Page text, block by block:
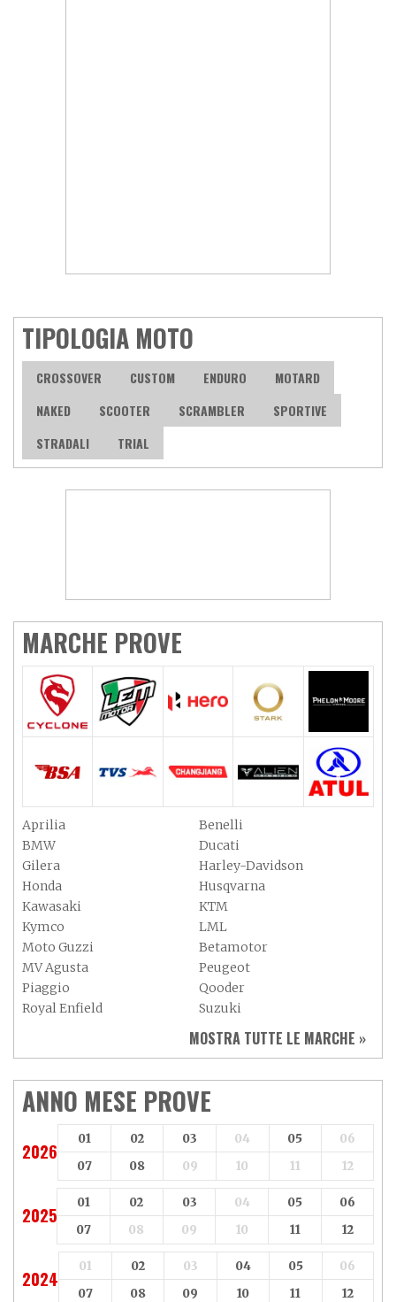
TIPOLOGIA MOTO
CROSSOVER CUSTOM ENDURO
MOTARD
NAKED
SCOOTER SCRAMBLER
SPORTIVE
STRADALI
TRIAL
MARCHE PROVE
Aprilia
Benelli
BMW
Ducati
Gilera
Harley-Davidson
Honda
Husqvarna
Kawasaki
KTM
Kymco
LML
Moto Guzzi
Betamotor
MV Agusta
Peugeot
Piaggio
Qooder
Royal Enfield
Suzuki
Triumph
Yamaha
Aeon
Aspes
Axy
Baotian
MOSTRA TUTTE LE MARCHE »
ANNO MESE PROVE
2026
01 02 03 04 05
06
07
08 09 10 11 12
2025
01 02 03 04 05
06
07
08 09 10 11 12
2024
01 02 03 04 05
06
07
08 09 10 11 12